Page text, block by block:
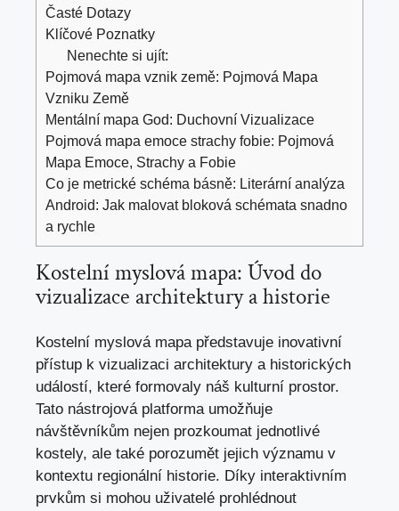
Časté Dotazy
Klíčové ⁣Poznatky
Nenechte si ujít:
Pojmová mapa vznik země: Pojmová Mapa
Vzniku Země
Mentální mapa God: Duchovní Vizualizace
Pojmová mapa emoce strachy fobie: Pojmová
Mapa Emoce, Strachy a Fobie
Co je metrické schéma básně: Literární analýza
Android: Jak malovat bloková schémata snadno
a rychle
Kostelní ⁣myslová ⁣mapa: Úvod ‌do
vizualizace architektury a ‍historie
Kostelní myslová mapa představuje ⁢inovativní
přístup k⁣ vizualizaci ⁤architektury a historických
událostí, které⁢ formovaly⁢ náš⁢ kulturní prostor.
‌Tato nástrojová platforma umožňuje⁤
návštěvníkům ‌nejen prozkoumat jednotlivé
kostely, ale také porozumět jejich významu v
kontextu regionální historie. Díky⁢ interaktivním
prvkům ​si mohou⁤ uživatelé prohlédnout